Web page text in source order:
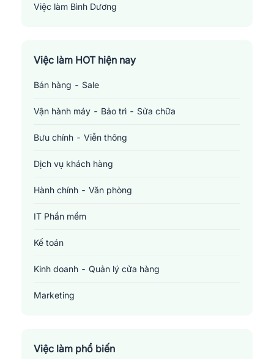
Việc làm Bình Dương
Việc làm TP. Hồ Chí Minh
Việc làm Cần Thơ
Việc làm HOT hiện nay
Bán hàng - Sale
Vận hành máy - Bảo trì - Sửa chữa
Bưu chính - Viễn thông
Dịch vụ khách hàng
Hành chính - Văn phòng
IT Phần mềm
Kế toán
Kinh doanh - Quản lý cửa hàng
Marketing
Tài chính - Đầu tư - Chứng khoán
Việc làm phổ biến